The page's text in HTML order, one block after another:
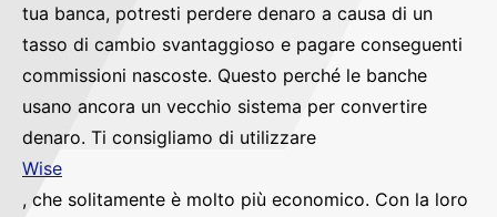
tua banca, potresti perdere denaro a causa di un
tasso di cambio svantaggioso e pagare conseguenti
commissioni nascoste. Questo perché le banche
usano ancora un vecchio sistema per convertire
denaro. Ti consigliamo di utilizzare
Wise
, che solitamente è molto più economico. Con la loro